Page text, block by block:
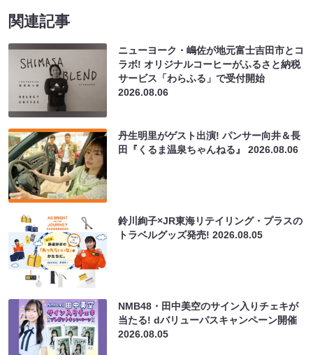
関連記事
ニューヨーク・嶋佐が地元富士吉田市とコ
ラボ! オリジナルコーヒーがふるさと納税
サービス「わらふる」で受付開始
2026.08.06
丹生明里がゲスト出演! パンサー向井＆長
田『くるま温泉ちゃんねる』2026.08.06
鈴川絢子×JR東海リテイリング・プラスの
トラベルグッズ発売!2026.08.05
NMB48・田中美空のサイン入りチェキが
当たる! dバリューパスキャンペーン開催
2026.08.05